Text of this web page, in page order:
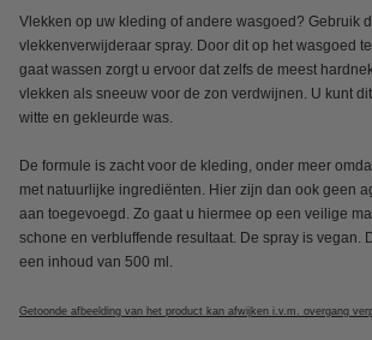
Vlekken op uw kleding of andere wasgoed? Gebruik
vlekkenverwijderaar spray. Door dit op het wasgoed
gaat wassen zorgt u ervoor dat zelfs de meest
vlekken als sneeuw voor de zon verdwijnen. U kunt
witte en gekleurde was.
De formule is zacht voor de kleding, onder meer
met natuurlijke ingrediënten. Hier zijn dan ook geen
aan toegevoegd. Zo gaat u hiermee op een veilige
schone en verbluffende resultaat. De spray is vegan.
een inhoud van 500 ml.
Getoonde afbeelding van het product kan afwijken i.v.m. overgang